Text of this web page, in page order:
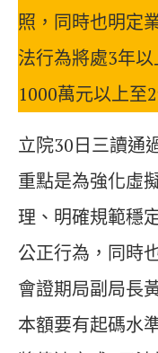
照，同時也明定
法行為將處3年
1000萬元以上至
立院30日三讀通
重點是為強化虛
理、明確規範穩
公正行為，同時
會證期局副局長
本額要有起碼水